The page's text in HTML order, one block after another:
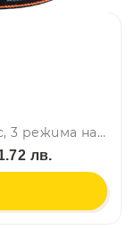
LED челник с телескопичен фокус, 3 режима на осветяване, 60-градсово рамо на наклон и до 8 часа работа-JS-929
лв.